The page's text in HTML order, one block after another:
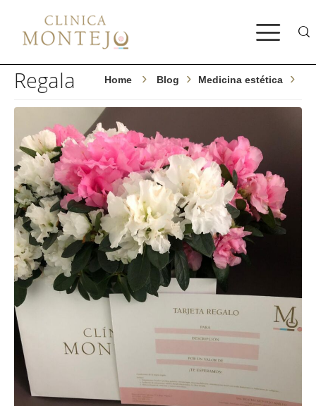
Regala Home Blog Medicina estética